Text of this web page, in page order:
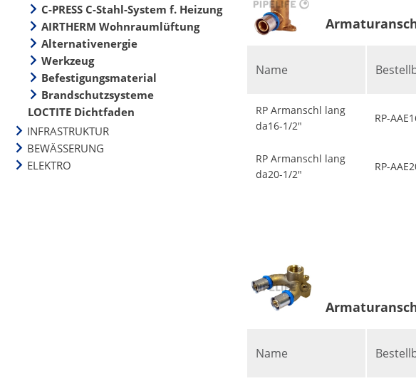
C-PRESS C-Stahl-System f. Heizung
AIRTHERM Wohnraumlüftung
Alternativenergie
Werkzeug
Befestigungsmaterial
Brandschutzsysteme
LOCTITE Dichtfaden
INFRASTRUKTUR
BEWÄSSERUNG
ELEKTRO
Name
RP Armanschl lang
da16-1/2"
RP-
RP Armanschl lang
da20-1/2"
RP-
Name